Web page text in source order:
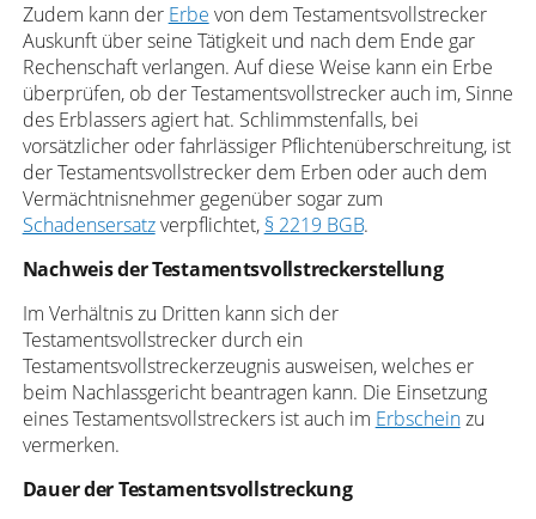
Zudem kann der Erbe von dem Testamentsvollstrecker
Auskunft über seine Tätigkeit und nach dem Ende gar
Rechenschaft verlangen. Auf diese Weise kann ein Erbe
überprüfen, ob der Testamentsvollstrecker auch im, Sinne
des Erblassers agiert hat. Schlimmstenfalls, bei
vorsätzlicher oder fahrlässiger Pflichtenüberschreitung, ist
der Testamentsvollstrecker dem Erben oder auch dem
Vermächtnisnehmer gegenüber sogar zum
Schadensersatzverpflichtet, § 2219 BGB.
Nachweis der Testamentsvollstreckerstellung
Im Verhältnis zu Dritten kann sich der
Testamentsvollstrecker durch ein
Testamentsvollstreckerzeugnis ausweisen, welches er
beim Nachlassgericht beantragen kann. Die Einsetzung
eines Testamentsvollstreckers ist auch im Erbscheinzu
vermerken.
Dauer der Testamentsvollstreckung